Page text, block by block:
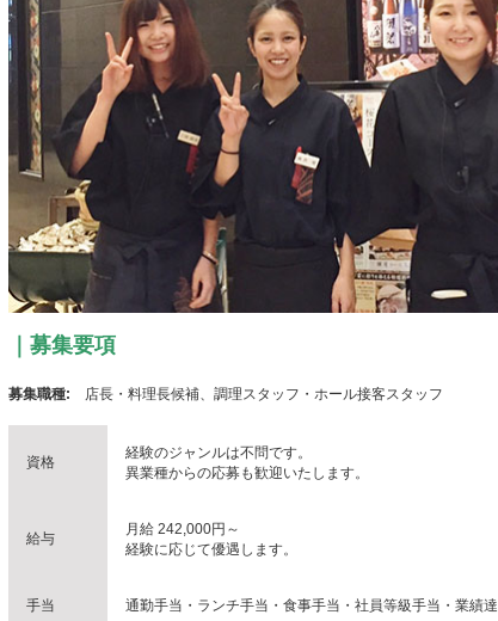
｜募集要項
募集職種: 店長・料理長候補、調理スタッフ・ホール接客スタッフ
資格
経験のジャンルは不問です。
異業種からの応募も歓迎いたします。
給与
月給 242,000円～
経験に応じて優遇します。
手当 通勤手当・ランチ手当・食事手当・社員等級手当・業績